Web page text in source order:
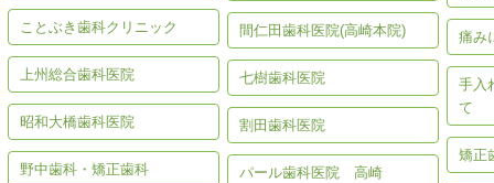
ことぶき歯科クリニック
上州総合歯科医院
昭和大橋歯科医院
野中歯科・矯正歯科
間仁田歯科医院(高崎本院)
七樹歯科医院
割田歯科医院
パール歯科医院 高崎
痛み
手入
て
矯正